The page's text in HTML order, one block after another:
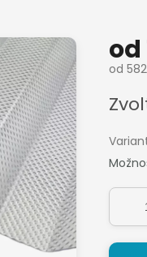
od
od
cena: